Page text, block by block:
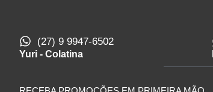
(27) 9 9947-6502
Yuri - Colatina